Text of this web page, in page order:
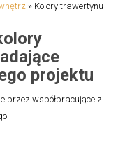
» Kolory trawertynu
projektu
przez współpracujące z